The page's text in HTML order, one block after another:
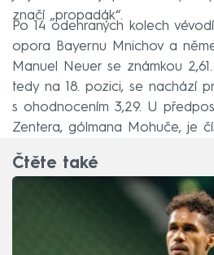
značí „propadák“.
Po 14 odehraných kolech
opora Bayernu Mnichov a
Manuel Neuer se známkou
tedy na 18. pozici, se nachází
s ohodnocením 3,29. U
Zentera, gólmana Mohuče, je
Čtěte také